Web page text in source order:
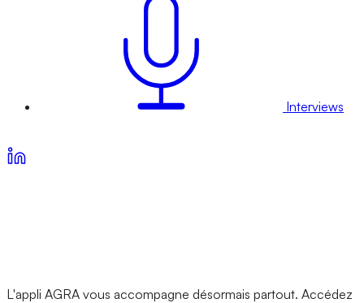
Interviews
L'appli AGRA vous accompagne désormais partout. Accédez